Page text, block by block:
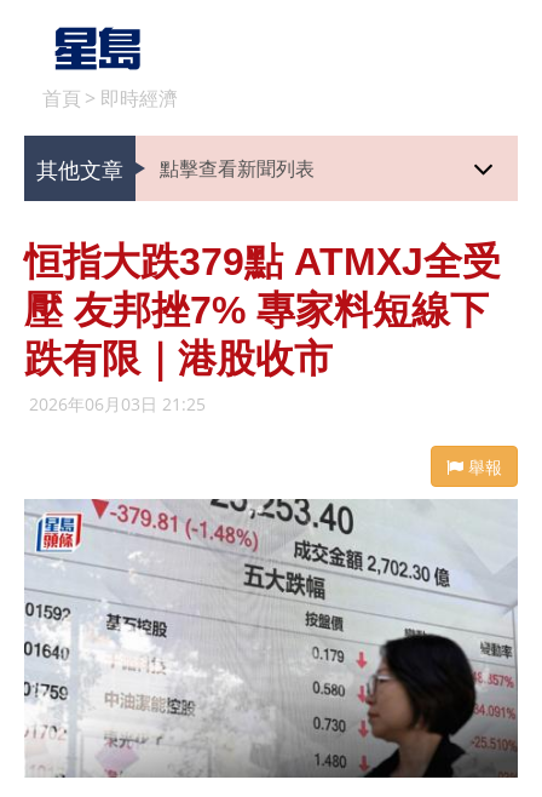
首頁 > 即時經濟
其他文章 點擊查看新聞列表
恒指大跌379點 ATMXJ全受
壓 友邦挫7% 專家料短線下
跌有限｜港股收市
2026年06月03日 21:25
舉報